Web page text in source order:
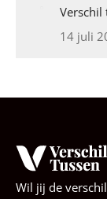
Verschil
14 juli
Wil jij de